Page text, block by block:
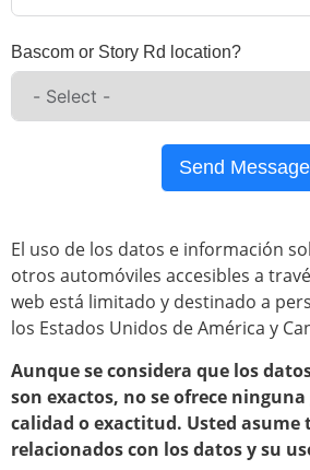
Bascom or Story Rd location?
Send Message
El uso de los datos e información
otros automóviles accesibles a
web está limitado y destinado a
los Estados Unidos de América y
Aunque se considera que los
son exactos, no se ofrece
calidad o exactitud. Usted asume
relacionados con los datos y su